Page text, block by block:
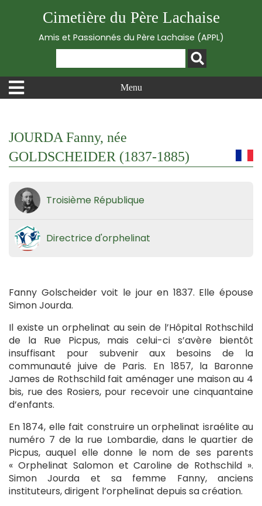
Cimetière du Père Lachaise
Amis et Passionnés du Père Lachaise (APPL)
Menu
JOURDA Fanny, née
GOLDSCHEIDER (1837-1885)
Troisième République
Directrice d'orphelinat
Fanny Golscheider voit le jour en 1837. Elle épouse
Simon Jourda.
Il existe un orphelinat au sein de l’Hôpital Rothschild
de la Rue Picpus, mais celui-ci s’avère bientôt
insuffisant pour subvenir aux besoins de la
communauté juive de Paris. En 1857, la Baronne
James de Rothschild fait aménager une maison au 4
bis, rue des Rosiers, pour recevoir une cinquantaine
d’enfants.
En 1874, elle fait construire un orphelinat israélite au
numéro 7 de la rue Lombardie, dans le quartier de
Picpus, auquel elle donne le nom de ses parents
« Orphelinat Salomon et Caroline de Rothschild ».
Simon Jourda et sa femme Fanny, anciens
instituteurs, dirigent l’orphelinat depuis sa création.